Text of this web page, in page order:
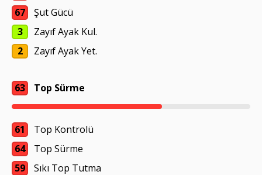
67
Şut Gücü
3
Zayıf Ayak Kul.
2
Zayıf Ayak Yet.
63 Top Sürme
61
Top Kontrolü
64
Top Sürme
59
Sıkı Top Tutma